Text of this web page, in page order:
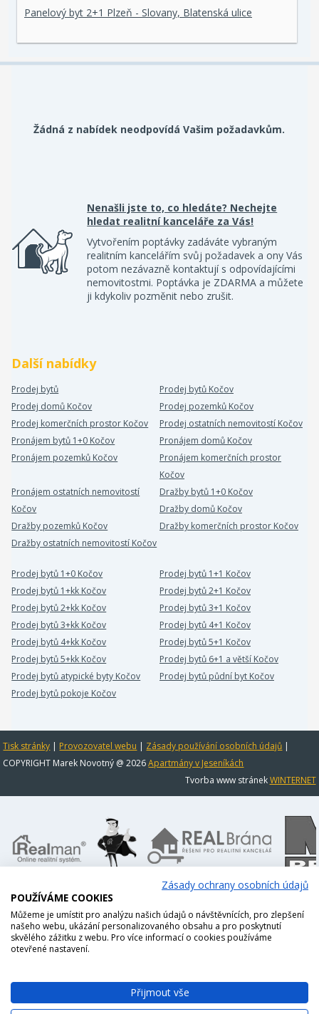
Panelový byt 2+1 Plzeň - Slovany, Blatenská ulice
Žádná z nabídek neodpovídá Vašim požadavkům.
Nenašli jste to, co hledáte? Nechejte
hledat realitní kanceláře za Vás!
Vytvořením poptávky zadáváte vybraným
realitním kancelářím svůj požadavek a ony Vás
potom nezávazně kontaktují s odpovídajícími
nemovitostmi. Poptávka je ZDARMA a můžete
ji kdykoliv pozměnit nebo zrušit.
Další nabídky
Prodej bytů
Prodej bytů Kočov
Prodej domů Kočov
Prodej pozemků Kočov
Prodej komerčních prostor Kočov
Prodej ostatních nemovitostí Kočov
Pronájem bytů 1+0 Kočov
Pronájem domů Kočov
Pronájem pozemků Kočov
Pronájem komerčních prostor
Kočov
Pronájem ostatních nemovitostí
Kočov
Dražby bytů 1+0 Kočov
Dražby domů Kočov
Dražby pozemků Kočov
Dražby komerčních prostor Kočov
Dražby ostatních nemovitostí Kočov
Prodej bytů 1+0 Kočov
Prodej bytů 1+1 Kočov
Prodej bytů 1+kk Kočov
Prodej bytů 2+1 Kočov
Prodej bytů 2+kk Kočov
Prodej bytů 3+1 Kočov
Prodej bytů 3+kk Kočov
Prodej bytů 4+1 Kočov
Prodej bytů 4+kk Kočov
Prodej bytů 5+1 Kočov
Prodej bytů 5+kk Kočov
Prodej bytů 6+1 a větší Kočov
Prodej bytů atypické byty Kočov
Prodej bytů půdní byt Kočov
Prodej bytů pokoje Kočov
Tisk stránky | Provozovatel webu | Zásady používání osobních údajů |
COPYRIGHT Marek Novotný @ 2026Apartmány v Jeseníkách
Tvorba www stránekWINTERNET
Zásady ochrany osobních údajů
POUŽÍVÁME COOKIES
Můžeme je umístit pro analýzu našich údajů o návštěvnících, pro zlepšení
našeho webu, ukázání personalizovaného obsahu a pro poskytnutí
skvělého zážitku z webu. Pro více informací o cookies používáme
otevřené nastavení.
Přijmout vše